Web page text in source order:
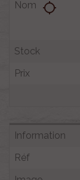
location_searching